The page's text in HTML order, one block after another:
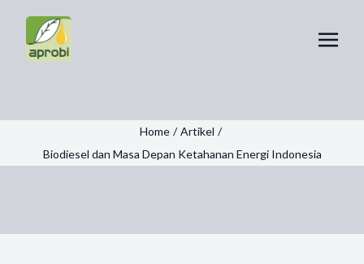
Home / Artikel /
Biodiesel dan Masa Depan Ketahanan Energi Indonesia